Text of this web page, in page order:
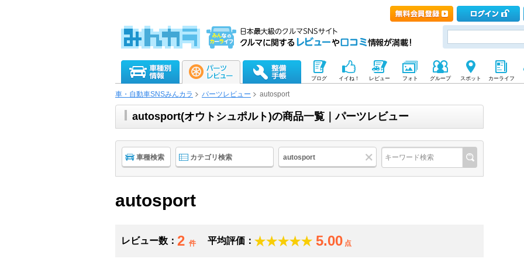
ブログ イイね！ レビュー フォト グループ スポット カーライフ
車・自動車SNSみんカラ パーツレビュー autosport
autosport(オウトシュポルト)の商品一覧｜パーツレビュー
車種検索 カテゴリ検索 autosport
autosport
レビュー数： 2 件 平均評価： 5.00 点